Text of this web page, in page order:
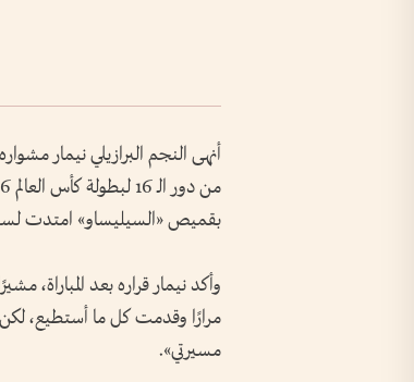
أنهى النجم البرازيلي نيمار
بقميص «السيليساو» امتدت
وأكد نيمار قراره بعد المباراة،
مرارًا وقدمت كل ما أستطيع،
مسيرتي».